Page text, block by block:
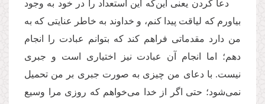
دعا کردن یعنی این‌که این استعداد را در خود به وجود
بیاورم که لیاقت پیدا کنم، و خداوند به خاطر عنایتی که به
من دارد مقدماتی فراهم کند که بتوانم عبادت را انجام
دهم؛ اما انجام آن عبادت نیز اختیاری است و جبری
نیست. با دعای من چیزی به صورت جبری بر من تحمیل
نمی‌شود؛ حتی اگر از خدا می‌خواهم که روزی مرا وسیع